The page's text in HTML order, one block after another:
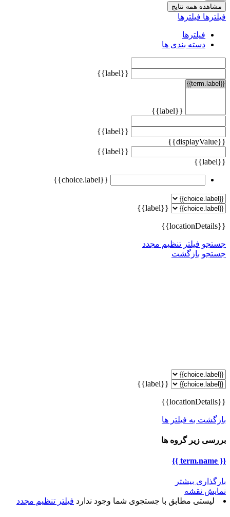
مشاهده همه نتایج
فیلترها فیلترها
فیلترها
دسته بندی ها
{{label}}
{{label}}
{{label}}
{{displayValue}}
{{label}}
{{label}}
{{choice.label}}
{{label}}
{{locationDetails}}
جستجو فیلتر تنظیم مجدد
جستجو بازگشت
{{label}}
{{locationDetails}}
بازگشت به فیلتر ها
بررسی زیر گروه ها
{{ term.name }}
بارگذاری بیشتر
نمایش نقشه
لیستی مطابق با جستجوی شما وجود ندارد فیلتر تنظیم مجدد